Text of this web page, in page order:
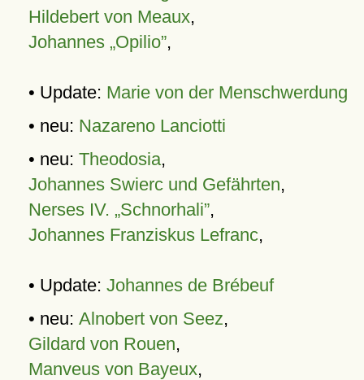
Hildebert von Meaux,
Johannes „Opilio”,
• Update: Marie von der Menschwerdung
• neu: Nazareno Lanciotti
• neu: Theodosia,
Johannes Swierc und Gefährten,
Nerses IV. „Schnorhali”,
Johannes Franziskus Lefranc,
• Update: Johannes de Brébeuf
• neu: Alnobert von Seez,
Gildard von Rouen,
Manveus von Bayeux,